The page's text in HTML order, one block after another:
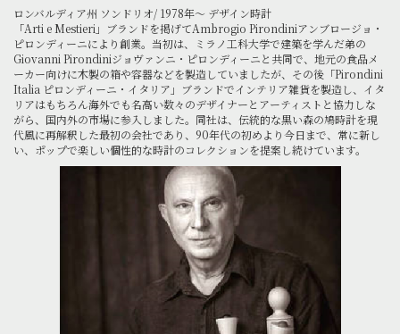
ロンバルディア州 ソンドリオ/ 1978年～ デザイン時計
「Arti e Mestieri」ブランドを掲げてAmbrogio Pirondiniアンブロージョ・
ピロンディーニにより創業。当初は、ミラノ工科大学で建築を学んだ弟の
Giovanni Pirondiniジョヴァンニ・ピロンディーニと共同で、地元の食品メ
ーカー向けに木製の箱や容器などを製造していましたが、その後「Pirondini
Italia ピロンディーニ・イタリア」ブランドでインテリア雑貨を製造し、イタ
リアはもちろん海外でも名高い数々のデザイナーとアーティストと協力しな
がら、国内外の市場に参入しました。同社は、伝統的な黒い森の鳩時計を現
代風に再解釈した最初の会社であり、90年代の初めより今日まで、常に新し
い、ポップで楽しい個性的な時計のコレクションを提案し続けています。